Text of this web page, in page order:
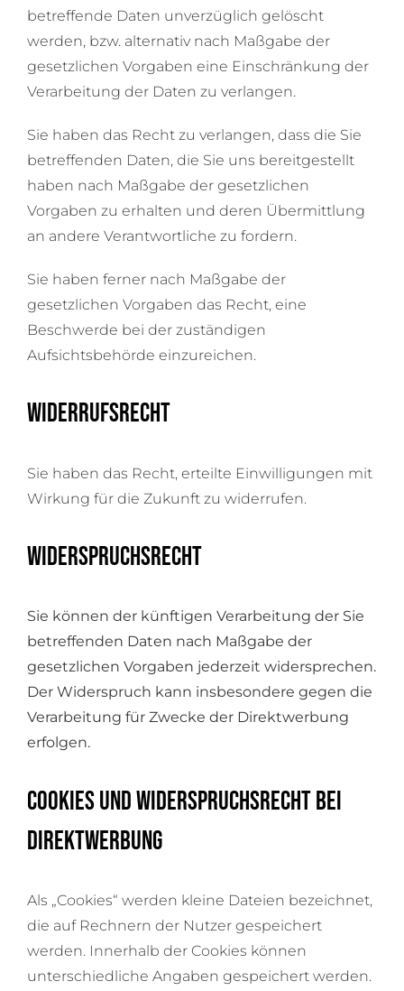
betreffende Daten unverzüglich gelöscht
werden, bzw. alternativ nach Maßgabe der
gesetzlichen Vorgaben eine Einschränkung der
Verarbeitung der Daten zu verlangen.
Sie haben das Recht zu verlangen, dass die Sie
betreffenden Daten, die Sie uns bereitgestellt
haben nach Maßgabe der gesetzlichen
Vorgaben zu erhalten und deren Übermittlung
an andere Verantwortliche zu fordern.
Sie haben ferner nach Maßgabe der
gesetzlichen Vorgaben das Recht, eine
Beschwerde bei der zuständigen
Aufsichtsbehörde einzureichen.
Widerrufsrecht
Sie haben das Recht, erteilte Einwilligungen mit
Wirkung für die Zukunft zu widerrufen.
Widerspruchsrecht
Sie können der künftigen Verarbeitung der Sie
betreffenden Daten nach Maßgabe der
gesetzlichen Vorgaben jederzeit widersprechen.
Der Widerspruch kann insbesondere gegen die
Verarbeitung für Zwecke der Direktwerbung
erfolgen.
Cookies und Widerspruchsrecht bei
Direktwerbung
Als „Cookies“ werden kleine Dateien bezeichnet,
die auf Rechnern der Nutzer gespeichert
werden. Innerhalb der Cookies können
unterschiedliche Angaben gespeichert werden.